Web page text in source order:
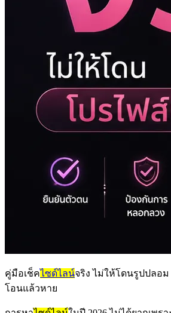
คู่มือเช็คไซด์ไลน์จริง ไม่ให้โดนรูปปลอ
โอนแล้วหาย